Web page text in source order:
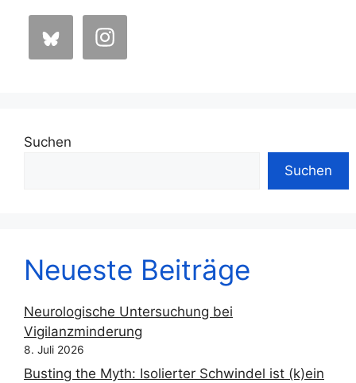
Suchen
Suchen
Neueste Beiträge
Neurologische Untersuchung bei
Vigilanzminderung
8. Juli 2026
Busting the Myth: Isolierter Schwindel ist (k)ein